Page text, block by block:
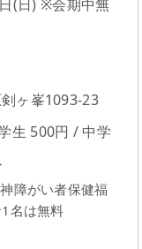
(日) ※会期中無
ヶ峯1093-23
生 500円 / 中学
障がい者保健福
名は無料